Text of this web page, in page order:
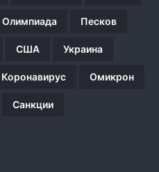
Олимпиада Песков
США Украина
Коронавирус Омикрон
Санкции